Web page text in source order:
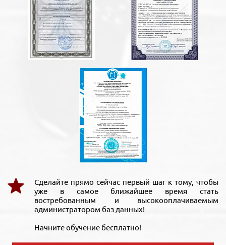
Сделайте прямо сейчас первый шаг к тому, чтобы
уже в самое ближайшее время стать
востребованным и высокооплачиваемым
администратором баз данных!
Начните обучение бесплатно!